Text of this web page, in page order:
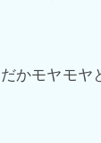
モヤモヤ